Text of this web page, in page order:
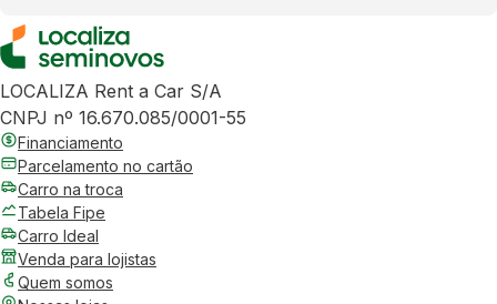
LOCALIZA Rent a Car S/A
CNPJ nº 16.670.085/0001-55
Financiamento
Parcelamento no cartão
Carro na troca
Tabela Fipe
Carro Ideal
Venda para lojistas
Quem somos